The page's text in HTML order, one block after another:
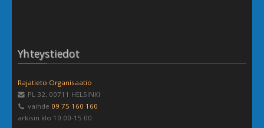
Yhteystiedot
Rajatieto Organisaatio
PL 32, 00711 HELSINKI
vaihde 09 75 160 160
arkisin klo 10.00-15.00